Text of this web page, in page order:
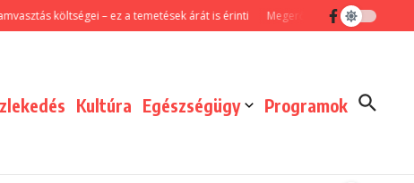
költségei – ez a temetések árát is érinti Megerősített járőrszolgálattal és
Kultúra Egészségügy Programok